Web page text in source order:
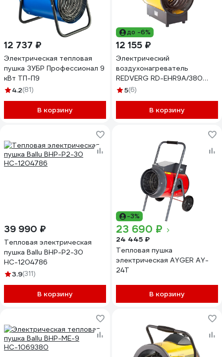
12 737 ₽
Электрическая тепловая
пушка ЗУБР Профессионал 9
кВт ТП-П9
4.2(81)
В корзину
до -6%
12 155 ₽
Электрический
воздухонагреватель
REDVERG RD-EHR9A/380
6667352
5(6)
В корзину
39 990 ₽
Тепловая электрическая
пушка Ballu BHP-P2-30
НС-1204786
3.9(311)
В корзину
-3%
23 690 ₽
24 445 ₽
Тепловая пушка
электрическая AYGER AY-
24T
В корзину